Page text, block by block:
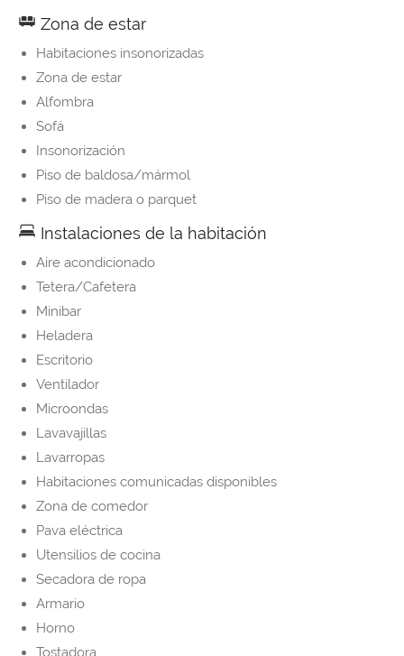
Zona de estar
Habitaciones insonorizadas
Zona de estar
Alfombra
Sofá
Insonorización
Piso de baldosa/mármol
Piso de madera o parquet
Instalaciones de la habitación
Aire acondicionado
Tetera/Cafetera
Minibar
Heladera
Escritorio
Ventilador
Microondas
Lavavajillas
Lavarropas
Habitaciones comunicadas disponibles
Zona de comedor
Pava eléctrica
Utensilios de cocina
Secadora de ropa
Armario
Horno
Tostadora